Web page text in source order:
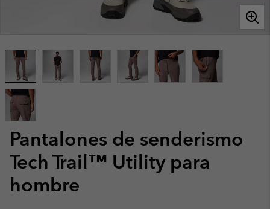
Pantalones de senderismo
Tech Trail™ Utility para
hombre